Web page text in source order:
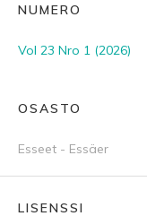
NUMERO
Vol 23 Nro 1 (2026)
OSASTO
Esseet - Essäer
LISENSSI